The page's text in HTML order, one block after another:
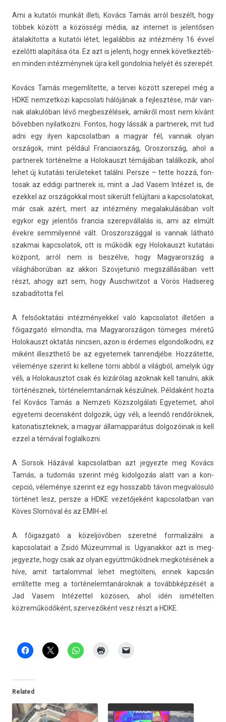
Ami a kutatói munkát il­leti, Kovács Tamás arról beszélt, hogy
többek között a közösségi média, az in­ter­net is jelen­tős­en
átalakította a kutatói létet, legalábbis az intézmény 16 évvel
ezelőtti alapítása óta. Ez azt is jelen­ti, hogy ennek követ­keztéb­
en mind­en intézménynek újra kell gon­dolnia helyét és szerepét.
Kovács Tamás megem­lítet­te, a ter­vei között szerepel még a
HDKE nem­zetközi kapcsolati hálójának a fej­lesztése, már van­
nak al­akulóban lévő meg­beszélések, amikről most nem kívánt
bővebb­en nyilat­kozni. Fon­tos, hogy lássák a partnerek, mit tud
adni egy ilyen kapcsolat­ban a magyar fél, van­nak olyan
országok, mint például Fran­ciaország, Oros­zország, ahol a
partnerek történelme a Holokauszt témájában talál­kozik, ahol
lehet új kutatási területeket találni. Per­sze – tette hozzá, fon­
tosak az ed­digi partnerek is, mint a Jad Vasem Intézet is, de
ezek­kel az országokk­al most sikerült felújítani a kapcsolatokat,
már csak azért, mert az intézmény megalakulásában volt
egykor egy jelen­tős fran­cia szerep­vállalás is, ami az elmúlt
évekre sem­milyenné vált. Oros­zországg­al is van­nak látható
szak­mai kapcsolatok, ott is működik egy Holokauszt kutatási
központ, arról nem is beszélve, hogy Magyarország a
világháborúban az ak­kori Szov­jetunió megszállásában vett
részt, ahogy azt sem, hogy Auschwit­zot a Vörös Had­sereg
szabadítot­ta fel.
A felsőoktatási in­téz­mények­kel való kapcsolatot illetően a
főigaz­gató el­mondta, ma Magyarországon tömeges méretű
Holokauszt oktatás nincs­en, azon is érdemes el­gondol­kodni, ez
miként il­leszthető be az egyetemek tan­rendjébe. Hozzátette,
véleménye szerint ki kel­lene törni abból a világból, amelyik úgy
véli, a Holokausztot csak és kizárólag azok­nak kell tanul­ni, akik
történésznek, tör­ténelem­tanár­nak készülnek. Példaként hozta
fel Kovács Tamás a Nem­zeti Közszol­gálati Egyetemet, ahol
egyetemi de­censként dol­gozik, úgy véli, a leendő rendőröknek,
katonatisztek­nek, a magyar államap­parátus dol­gozóinak is kell
ezzel a témával fog­lalkoz­ni.
A Sor­sok Házával kapcsolat­ban azt jegyez­te meg Kovács
Tamás, a tudomás szerint még kidol­gozás alatt van a kon­
cepció, véleménye szerint ez egy hosszabb távon meg­valósuló
történet lesz, per­sze a HDKE vezetőjeként kapcsolat­ban van
Köves Slomóval és az EMIH-el.
A főigaz­gató a közeljövőben szeretné for­malizál­ni a
kapcsolatait a Zsidó Múzeumm­al is. Ugyanak­kor azt is meg­
jegyez­te, hogy csak az olyan együttműködnek megkötésének a
híve, amit tar­talomm­al lehet megtölteni, ennek kapcsán
említette meg a tör­ténelem­tanárok­nak a továbbképzését a
Jad Vasem In­tézet­tel közösen, ahol idén is­mételt­en
közreműködőként, szer­vezőként vesz részt a HDKE.
Related